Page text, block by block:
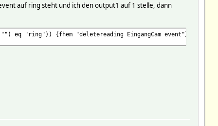
auf ring steht und ich den output1 auf 1 stelle, dann
eq "ring")) {fhem "deletereading EingangCam event"}}